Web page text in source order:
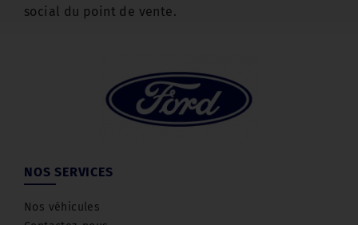
social du point de vente.
NOS SERVICES
Nos véhicules